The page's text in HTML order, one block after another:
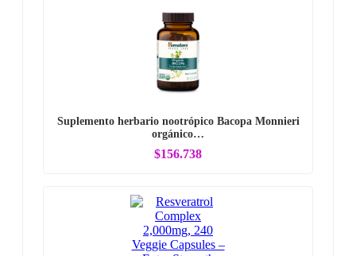
Suplemento herbario nootrópico Bacopa Monnieri
orgánico…
$156.738